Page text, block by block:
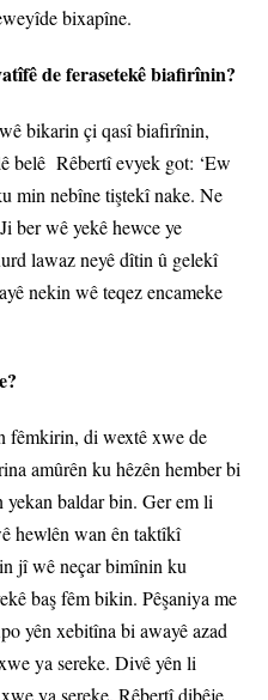
bixapîne.
de ferasetekê biafirînin?
bikarin çi qasî biafirînin,
belê Rêbertî evyek got: ‘Ew
min nebîne tiştekî nake. Ne
ber wê yekê hewce ye
lawaz neyê dîtin û gelekî
nekin wê teqez encameke
fêmkirin, di wextê xwe de
amûrên ku hêzên hember bi
baldar bin. Ger em li
hewlên wan ên taktîkî
jî wê neçar bimînin ku
baş fêm bikin. Pêşaniya me
yên xebitîna bi awayê azad
ya sereke. Divê yên li
ya sereke. Rêbertî dibêje